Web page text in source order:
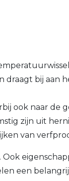
draagt bij aan
ook naar de
zijn uit
van
een